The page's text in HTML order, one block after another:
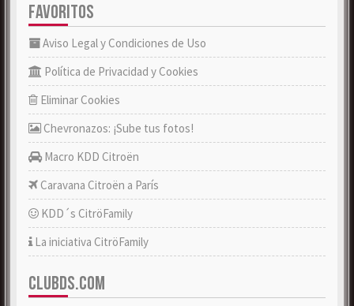
FAVORITOS
Aviso Legal y Condiciones de Uso
Política de Privacidad y Cookies
Eliminar Cookies
Chevronazos: ¡Sube tus fotos!
Macro KDD Citroën
Caravana Citroën a París
KDD´s CitröFamily
La iniciativa CitröFamily
CLUBDS.COM